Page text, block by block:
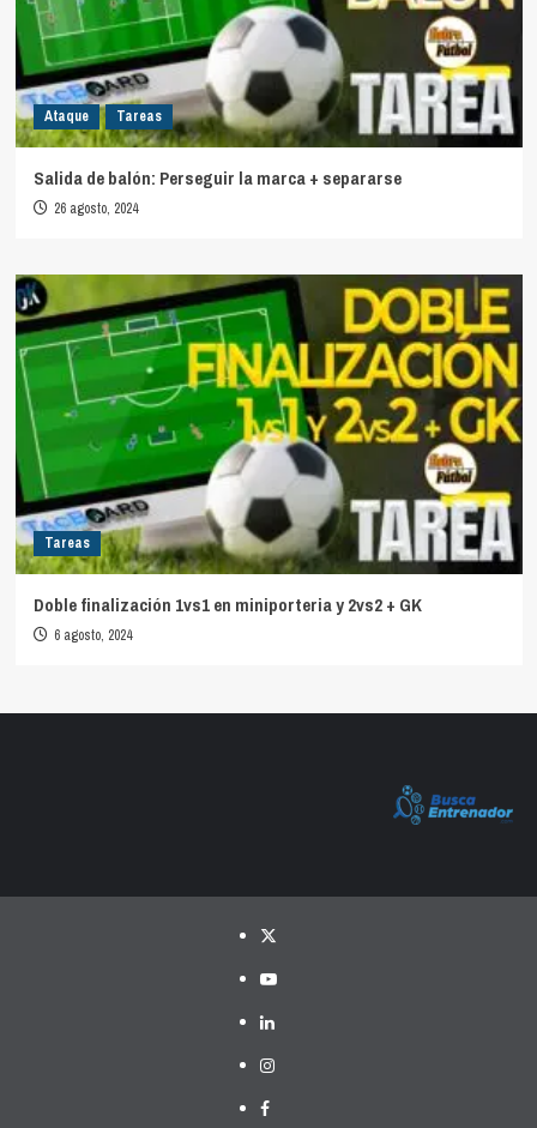
Ataque Tareas
Salida de balón: Perseguir la marca + separarse
26 agosto, 2024
Tareas
Doble finalización 1vs1 en miniporteria y 2vs2 + GK
6 agosto, 2024
Twitter
YouTube
LinkedIn
Instagram
Facebook